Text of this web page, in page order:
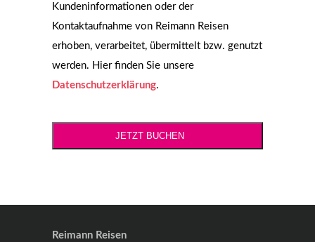
Kundeninformationen oder der
Kontaktaufnahme von Reimann Reisen
erhoben, verarbeitet, übermittelt bzw. genutzt
werden. Hier finden Sie unsere
Datenschutzerklärung.
JETZT BUCHEN
Reimann Reisen